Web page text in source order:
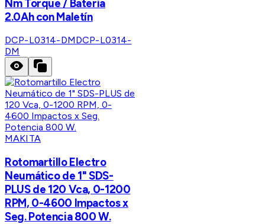
Nm Torque / Batería
2.0Ah con Maletín
DCP-L0314-DMDCP-L0314-
DM
MAKITA
Rotomartillo Electro
Neumático de 1" SDS-
PLUS de 120 Vca, 0-1200
RPM, 0-4600 Impactos x
Seg. Potencia 800 W.